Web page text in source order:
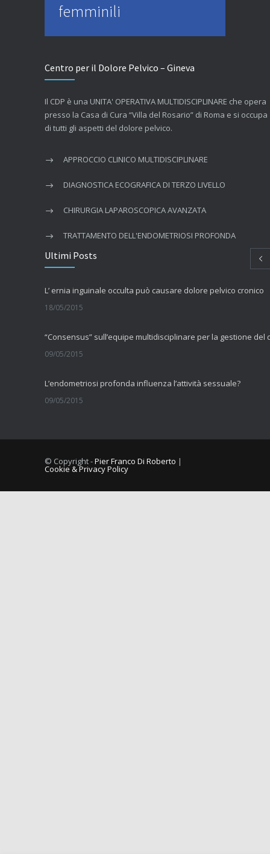
femminili
Centro per il Dolore Pelvico – Gineva
Il CDP è una UNITA' OPERATIVA MULTIDISCIPLINARE che opera
presso la Casa di Cura “Villa del Rosario” di Roma e si occupa
di tutti gli aspetti del dolore pelvico.
APPROCCIO CLINICO MULTIDISCIPLINARE
DIAGNOSTICA ECOGRAFICA DI TERZO LIVELLO
CHIRURGIA LAPAROSCOPICA AVANZATA
TRATTAMENTO DELL'ENDOMETRIOSI PROFONDA
Ultimi Posts
L’ ernia inguinale occulta può causare dolore pelvico cronico
18/05/2015
09/05/2015
L’endometriosi profonda influenza l’attività sessuale?
09/05/2015
Comorbilità tra dolore muscolo scheletrico cronico e
10/09/2014
© Copyright -Pier Franco Di Roberto |
Cookie & Privacy Policy